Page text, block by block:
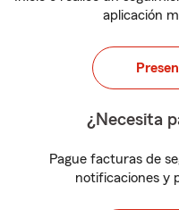
aplicación
¿Necesita
Pague facturas de
notificaciones y